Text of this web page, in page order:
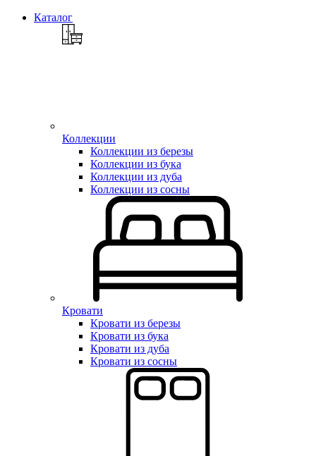
Каталог
Коллекции
Коллекции из березы
Коллекции из бука
Коллекции из дуба
Коллекции из сосны
Кровати
Кровати из березы
Кровати из бука
Кровати из дуба
Кровати из сосны